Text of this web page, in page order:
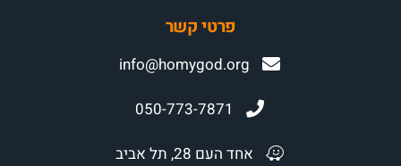
פרטי קשר
info@homygod.org
050-773-7871
אחד העם 28, תל אביב